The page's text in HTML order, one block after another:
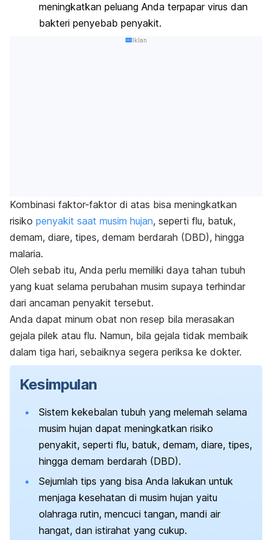
meningkatkan peluang Anda terpapar virus dan
bakteri penyebab penyakit.
Iklan
Kombinasi faktor-faktor di atas bisa meningkatkan
risiko penyakit saat musim hujan, seperti flu, batuk,
demam, diare, tipes, demam berdarah (DBD), hingga
malaria.
Oleh sebab itu, Anda perlu memiliki daya tahan tubuh
yang kuat selama perubahan musim supaya terhindar
dari ancaman penyakit tersebut.
Anda dapat minum obat non resep bila merasakan
gejala pilek atau flu. Namun, bila gejala tidak membaik
dalam tiga hari, sebaiknya segera periksa ke dokter.
Kesimpulan
Sistem kekebalan tubuh yang melemah selama
musim hujan dapat meningkatkan risiko
penyakit, seperti flu, batuk, demam, diare, tipes,
hingga demam berdarah (DBD).
Sejumlah tips yang bisa Anda lakukan untuk
menjaga kesehatan di musim hujan yaitu
olahraga rutin, mencuci tangan, mandi air
hangat, dan istirahat yang cukup.